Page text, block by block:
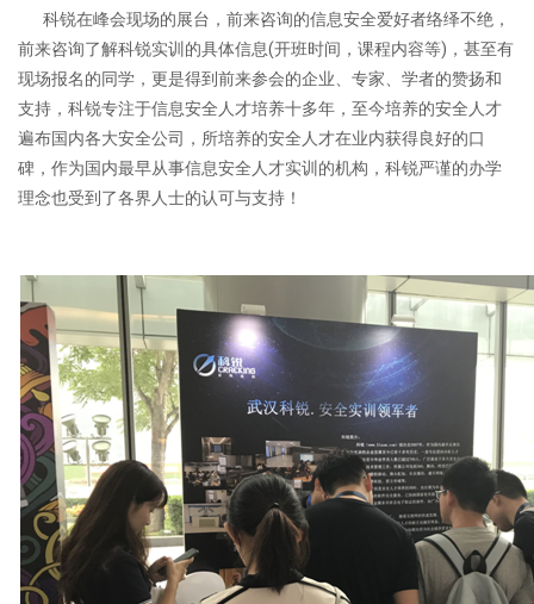
科锐在峰会现场的展台，前来咨询的信息安全爱好者络绎不绝，
前来咨询了解科锐实训的具体信息(开班时间，课程内容等)，甚至有
现场报名的同学，更是得到前来参会的企业、专家、学者的赞扬和
支持，科锐专注于信息安全人才培养十多年，至今培养的安全人才
遍布国内各大安全公司，所培养的安全人才在业内获得良好的口
碑，作为国内最早从事信息安全人才实训的机构，科锐严谨的办学
理念也受到了各界人士的认可与支持！